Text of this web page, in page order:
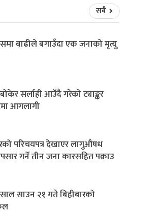
सबै
बाढीले बगाउँदा एक जनाको मृत्यु
सर्लाही आउँदै गरेको ट्याङ्कर
आगलागी
परिचयपत्र देखाएर लागुऔषध
गर्ने तीन जना कारसहित पक्राउ
साउन २१ गते बिहीबारको